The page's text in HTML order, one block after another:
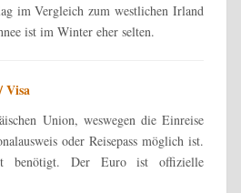
im Vergleich zum westlichen Irland
ist im Winter eher selten.
Visa
Union, weswegen die Einreise
oder Reisepass möglich ist.
benötigt. Der Euro ist offizielle